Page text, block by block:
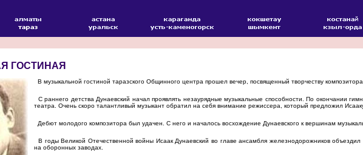
ГОСТИНАЯ
В музыкальной гостиной таразского Общинного центра прошел вечер, посвященный творчеству композитора
С раннего детства Дунаевский начал проявлять незаурядные музыкальные способности. По окончании
театра. Очень скоро талантливый музыкант обратил на себя внимание режиссера, который предложил
Дебют молодого композитора был удачен. С него и началось восхождение Дунаевского к вершинам
В годы Великой Отечественной войны Исаак Дунаевский во главе ансамбля железнодорожников объездил
на оборонных заводах.